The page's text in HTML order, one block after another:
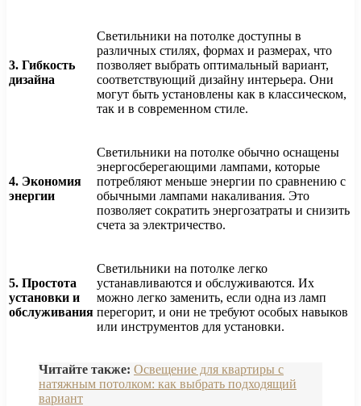
3. Гибкость
дизайна
Светильники на потолке доступны в
различных стилях, формах и размерах, что
позволяет выбрать оптимальный вариант,
соответствующий дизайну интерьера. Они
могут быть установлены как в классическом,
так и в современном стиле.
4. Экономия
энергии
Светильники на потолке обычно оснащены
энергосберегающими лампами, которые
потребляют меньше энергии по сравнению с
обычными лампами накаливания. Это
позволяет сократить энергозатраты и снизить
счета за электричество.
5. Простота
установки и
обслуживания
Светильники на потолке легко
устанавливаются и обслуживаются. Их
можно легко заменить, если одна из ламп
перегорит, и они не требуют особых навыков
или инструментов для установки.
Читайте также: Освещение для квартиры с
натяжным потолком: как выбрать подходящий
вариант